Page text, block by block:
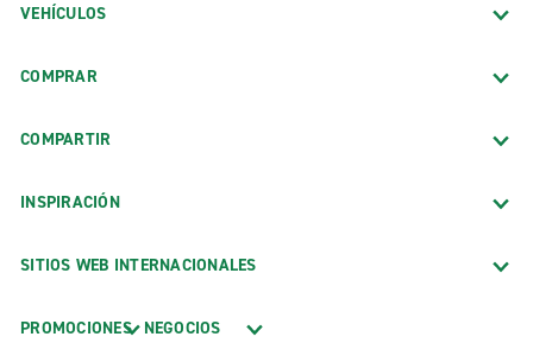
VEHÍCULOS
COMPRAR
COMPARTIR
INSPIRACIÓN
SITIOS WEB INTERNACIONALES
PROMOCIONES NEGOCIOS